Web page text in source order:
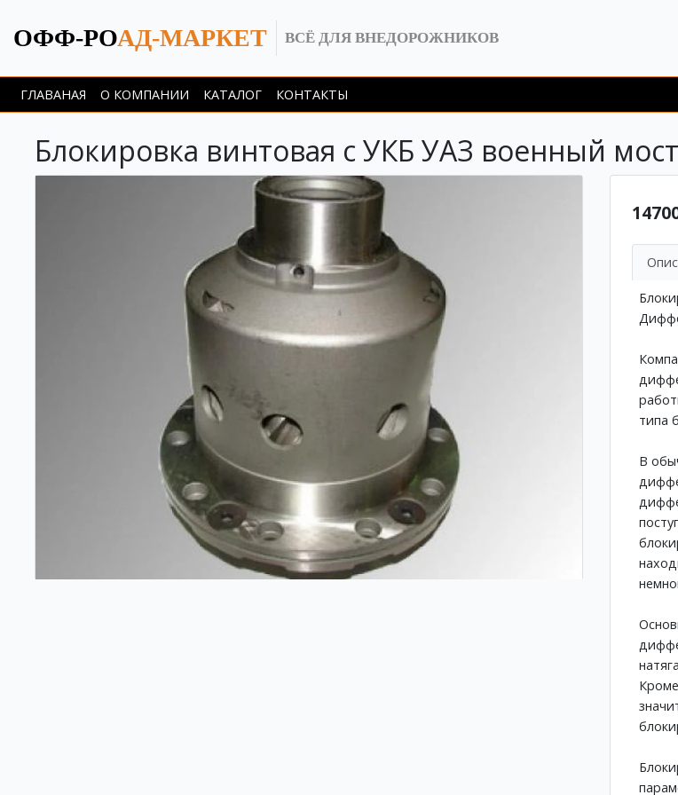
ОФФ-РОАД-МАРКЕТ ВСЁ ДЛЯ ВНЕДОРОЖНИКОВ
ГЛАВАНАЯ О КОМПАНИИ КАТАЛОГ КОНТАКТЫ
Блокировка винтовая с УКБ УАЗ военный
типа
В